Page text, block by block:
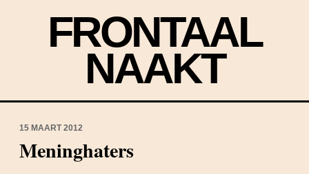
FRONTAAL
NAAKT
15 MAART 2012
Meninghaters